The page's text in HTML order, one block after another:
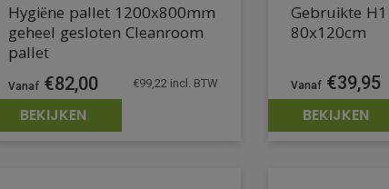
Hygiëne pallet 1200x800mm
geheel gesloten Cleanroom
pallet
€82,00 €99,22 incl. BTW
BEKIJKEN
Gebruikte
80x120cm
€39,95
BEKIJKEN